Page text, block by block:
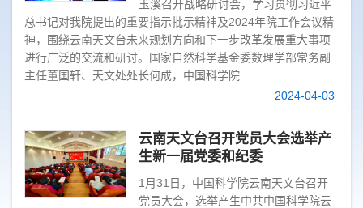
玉溪召开战略研讨会，学习贯彻习近平
总书记对我院提出的重要指示批示精神及2024年院工作会议精
神，围绕云南天文台未来规划方向和下一步改革发展重大事项
进行广泛的交流和研讨。国家自然科学基金委数理学部常务副
主任董国轩、天文处处长何成，中国科学院...
2024-04-03
云南天文台召开党员大会选举产
生新一届党委和纪委
1月31日，中国科学院云南天文台召开
党员大会，选举产生中共中国科学院云